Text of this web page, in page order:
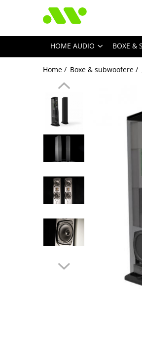
HOME AUDIO BOXE &
Home / Boxe & subwoofere /